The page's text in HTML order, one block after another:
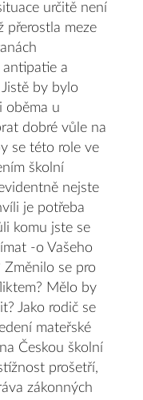
určitě není
přerostla meze
a
by bylo
oběma u
dobré vůle na
se této role ve
školní
nejste
je potřeba
komu jste se
-o Vašeho
Změnilo se pro
Mělo by
Jako rodič se
mateřské
Českou školní
prošetří,
zákonných